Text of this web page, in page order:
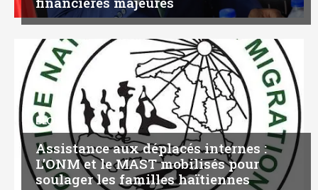
BLOG
Assistance aux déplacés internes :
L’ONM et le MAST mobilisés pour
soulager les familles haïtiennes